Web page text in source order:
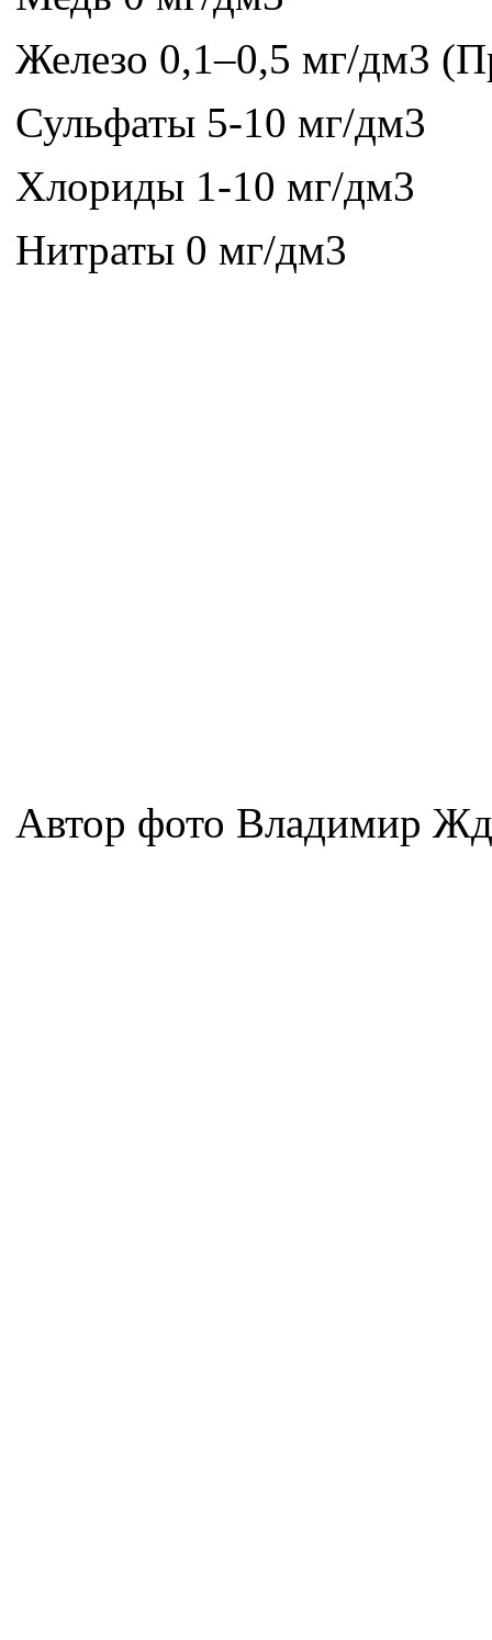
Железо 0,1–0,5 мг/дм3
Сульфаты 5-10 мг/дм3
Хлориды 1-10 мг/дм3
Нитраты 0 мг/дм3
Автор фото Владимир